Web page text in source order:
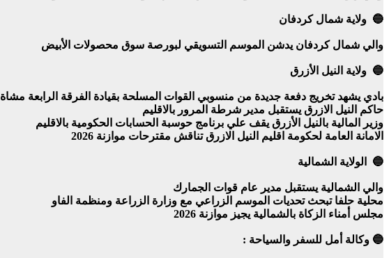
🔵 ولاية شمال كردفان
والي شمال كردفان يدشن الموسم التسويقي لبورصة سوق محصولات الأبيض
🔵 ولاية النيل الأزرق
بادي يشهد تخريج دفعة جديدة من منسوبي القوات المسلحة بقيادة الفرقة الرابعة مشاة
حاكم النيل الازرق يستقبل مدير شرطة المرور بالاقليم
وزير المالية بالنيل الأزرق يقف علي برنامج حوسبة الحسابات الحكومية بالاقليم
الامانة العامة لحكومة اقليم النيل الازرق تناقش مقترحات موازنة 2026
🔵 الولاية الشمالية
والي الشمالية يستقبل مدير عام قوات الجمارك
محلية حلفا تبحث تحديات الموسم الزراعي مع وزارة الزراعة ومنظمة الفاو
مجلس أمناء الزكاة بالشمالية يجيز موازنة 2026
🔵 وكالة أمل للسفر والسياحة :